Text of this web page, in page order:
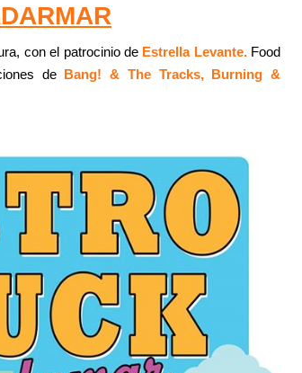
con el patrocinio de Estrella Levante.Food
de Bang! & The Tracks, Burning &